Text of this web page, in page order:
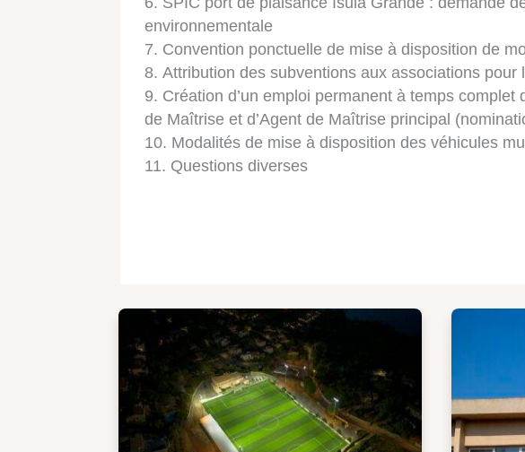
environnementale
Convention ponctuelle de mise à disposition de
Attribution des subventions aux associations
Création d’un emploi permanent à temps
de Maîtrise et d’Agent de Maîtrise principal
Modalités de mise à disposition des véhicules
Questions diverses